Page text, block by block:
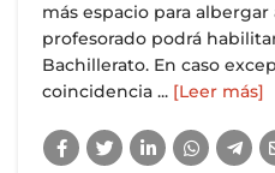
más espacio para
profesorado podrá
Bachillerato. En caso
coincidencia ... [Leer más]